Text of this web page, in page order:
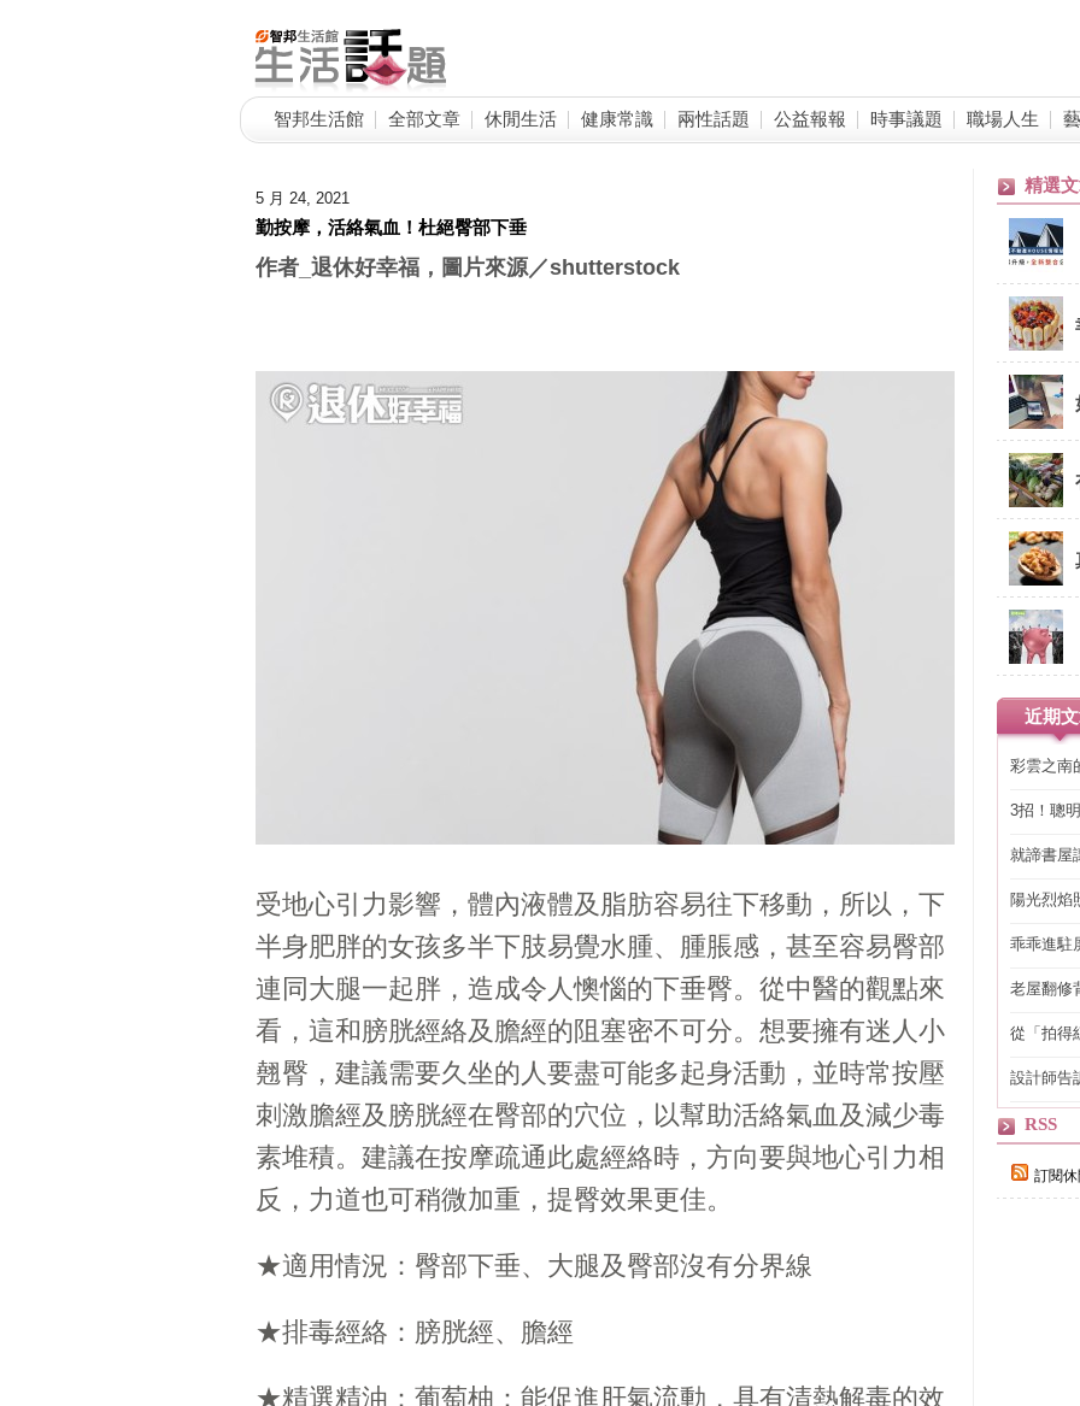
智邦生活館 全部文章 休閒生活 健康常識 兩性話題 公益報報 時事議題 職場人生
5 月 24, 2021
勤按摩，活絡氣血！杜絕臀部下垂
作者_退休好幸福，圖片來源／shutterstock
受地心引力影響，體內液體及脂肪容易往下移動，所以，下
半身肥胖的女孩多半下肢易覺水腫、腫脹感，甚至容易臀部
連同大腿一起胖，造成令人懊惱的下垂臀。從中醫的觀點來
看，這和膀胱經絡及膽經的阻塞密不可分。想要擁有迷人小
翹臀，建議需要久坐的人要盡可能多起身活動，並時常按壓
刺激膽經及膀胱經在臀部的穴位，以幫助活絡氣血及減少毒
素堆積。建議在按摩疏通此處經絡時，方向要與地心引力相
反，力道也可稍微加重，提臀效果更佳。
★適用情況：臀部下垂、大腿及臀部沒有分界線
★排毒經絡：膀胱經、膽經
★精選精油：葡萄柚：能促進肝氣流動，具有清熱解毒的效
精選
近期
彩雲之南
3招！聰
就諦書屋
陽光烈焰
乖乖進駐
老屋翻修
從「拍得
設計師告
RSS
訂閱